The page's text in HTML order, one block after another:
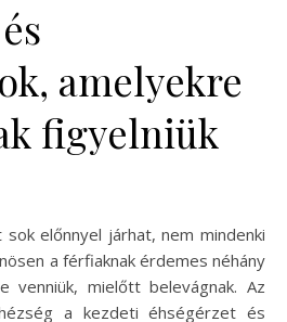
amelyekre
figyelniük
előnnyel járhat, nem mindenki
a férfiaknak érdemes néhány
venniük, mielőtt belevágnak. Az
a kezdeti éhségérzet és